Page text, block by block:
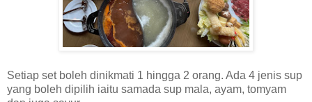
Setiap set boleh dinikmati 1 hingga 2 orang. Ada 4 jenis sup
yang boleh dipilih iaitu samada sup mala, ayam, tomyam